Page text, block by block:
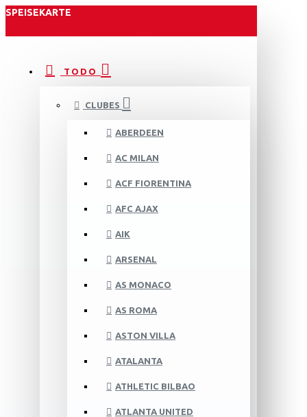
SPEISEKARTE
TODO
CLUBES
ABERDEEN
AC MILAN
ACF FIORENTINA
AFC AJAX
AIK
ARSENAL
AS MONACO
AS ROMA
ASTON VILLA
ATALANTA
ATHLETIC BILBAO
ATLANTA UNITED